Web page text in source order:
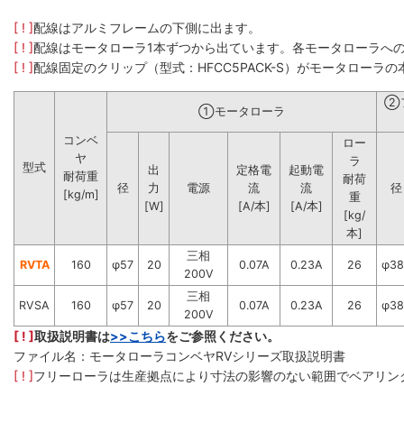
[ ! ]配線はアルミフレームの下側に出ます。
[ ! ]配線はモータローラ1本ずつから出ています。各モータローラへ
[ ! ]配線固定のクリップ（型式：HFCC5PACK-S）がモータローラ
型式
コンベ
ヤ
耐荷重
[kg/m]
①モータローラ
②
径
出
力
[W]
電源
定格電
流
[A/本]
起動電
流
[A/本]
ロー
ラ
耐荷
重
[kg/
本]
径
RVTA 160 φ57 20
三相
200V
0.07A 0.23A 26
RVSA 160 φ57 20
三相
200V
0.07A 0.23A 26
[ ! ]取扱説明書は>>こちらをご参照ください。
ファイル名：モータローラコンベヤRVシリーズ取扱説明書
[ ! ]フリーローラは生産拠点により寸法の影響のない範囲でベアリ